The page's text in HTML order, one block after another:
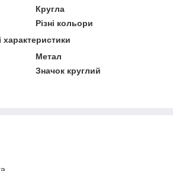
Кругла
Різні кольори
Метал
Значок круглий